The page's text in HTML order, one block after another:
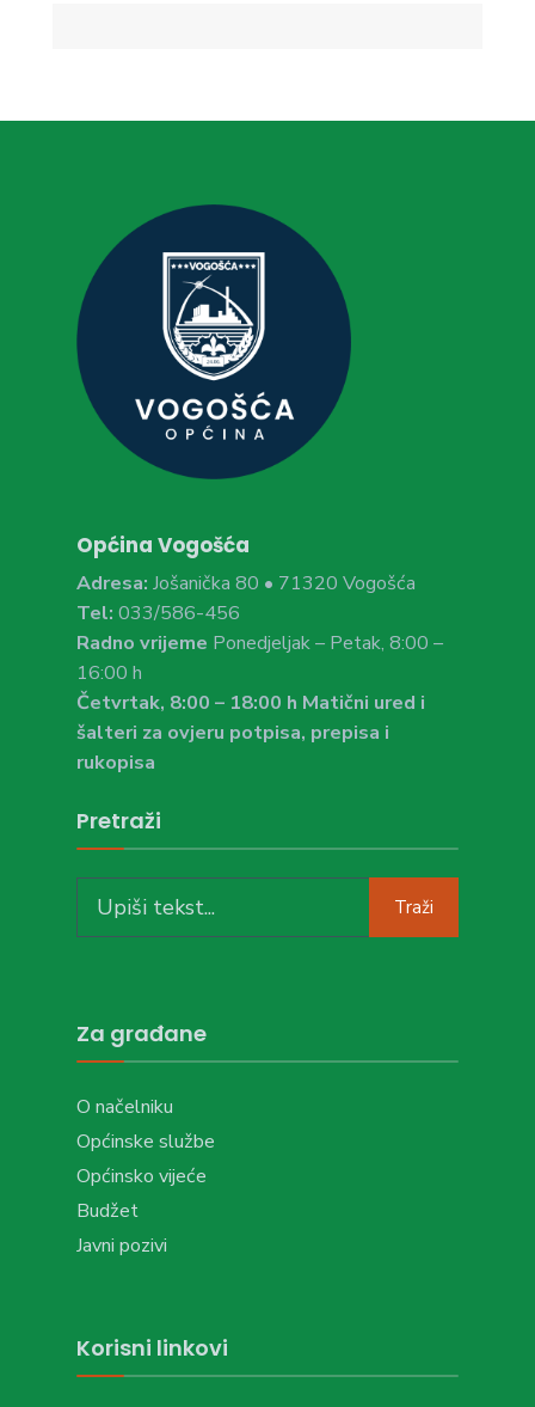
Općina Vogošća
Adresa: Jošanička 80 • 71320 Vogošća
Tel: 033/586-456
Radno vrijeme Ponedjeljak – Petak, 8:00 –
16:00 h
Četvrtak, 8:00 – 18:00 h Matični ured i
šalteri za ovjeru potpisa, prepisa i
rukopisa
Pretraži
for:
Traži
Za građane
O načelniku
Općinske službe
Općinsko vijeće
Budžet
Javni pozivi
Korisni linkovi